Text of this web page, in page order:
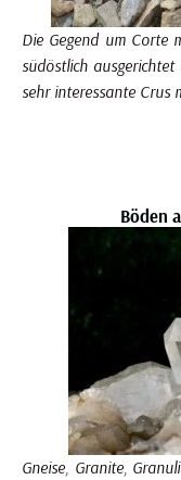
Die Gegend um Corte
südöstlich
sehr interessante Crus
Böden
Gneise, Granite,